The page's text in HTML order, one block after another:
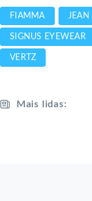
FIAMMA JEAN
SIGNUS EYEWEAR
VERTZ
Mais lidas: